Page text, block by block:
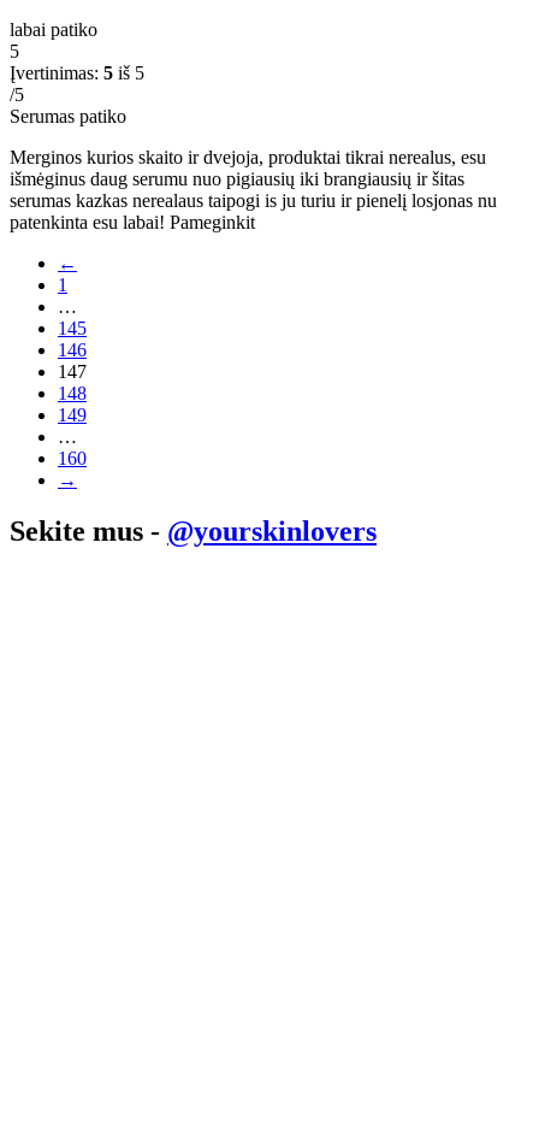
labai patiko
5
Įvertinimas: 5 iš 5
/5
Serumas patiko
Merginos kurios skaito ir dvejoja, produktai tikrai nerealus, esu
išmėginus daug serumu nuo pigiausių iki brangiausių ir šitas
serumas kazkas nerealaus taipogi is ju turiu ir pienelį losjonas nu
patenkinta esu labai! Pameginkit
←
1
…
145
146
147
148
149
…
160
→
Sekite mus - @yourskinlovers